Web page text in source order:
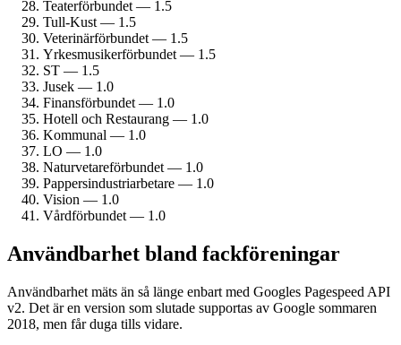
Teater­förbundet — 1.5
Tull-Kust — 1.5
Veterinärförbundet — 1.5
Yrkesmusiker­förbundet — 1.5
ST — 1.5
Jusek — 1.0
Finans­förbundet — 1.0
Hotell och Restaurang — 1.0
Kommunal — 1.0
LO — 1.0
Naturvetare­förbundet — 1.0
Pappersindustri­arbetare — 1.0
Vision — 1.0
Vårdförbundet — 1.0
Användbarhet bland fack­föreningar
Användbarhet mäts än så länge enbart med Googles Pagespeed API
v2. Det är en version som slutade supportas av Google sommaren
2018, men får duga tills vidare.